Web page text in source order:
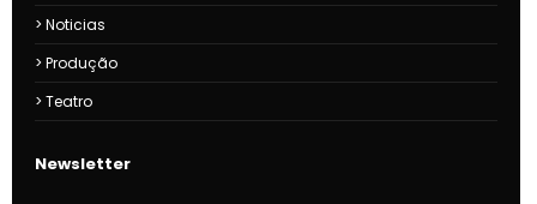
Noticias
Produção
Teatro
Newsletter